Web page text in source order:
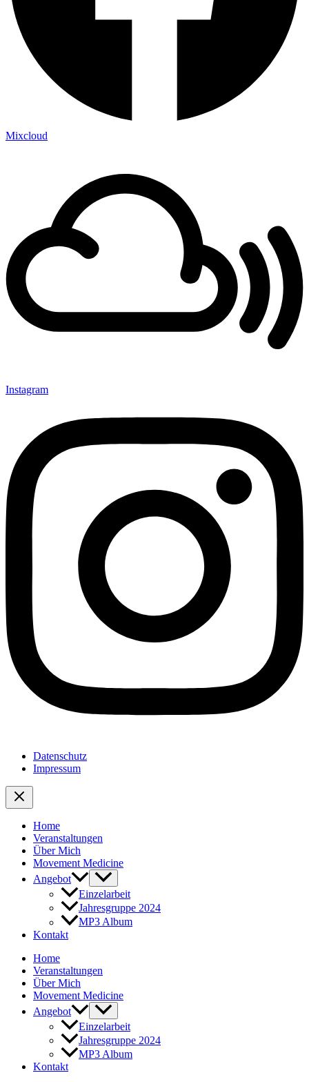
Mixcloud
Instagram
Datenschutz
Impressum
Home
Veranstaltungen
Über Mich
Movement Medicine
Angebot
Einzelarbeit
Jahresgruppe 2024
MP3 Album
Kontakt
Home
Veranstaltungen
Über Mich
Movement Medicine
Angebot
Einzelarbeit
Jahresgruppe 2024
MP3 Album
Kontakt